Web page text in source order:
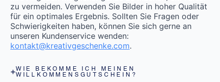
zu vermeiden. Verwenden Sie Bilder in hoher Qualität
für ein optimales Ergebnis. Sollten Sie Fragen oder
Schwierigkeiten haben, können Sie sich gerne an
unseren Kundenservice wenden:
kontakt@kreativgeschenke.com.
WIE BEKOMME ICH MEINEN
WILLKOMMENSGUTSCHEIN?